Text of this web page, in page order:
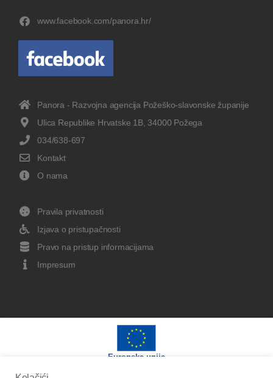
www.facebook.com/panora.hr/
Panora - Razvojna agencija Požeško-slavonske županije
Ulica Republike Hrvatske 1B, 34000 Požega
034/638-697
Kontakt
O nama
Pravila privatnosti
Izjava o pristupačnosti
Pravo na pristup informacijama
Impresum
Europska unija